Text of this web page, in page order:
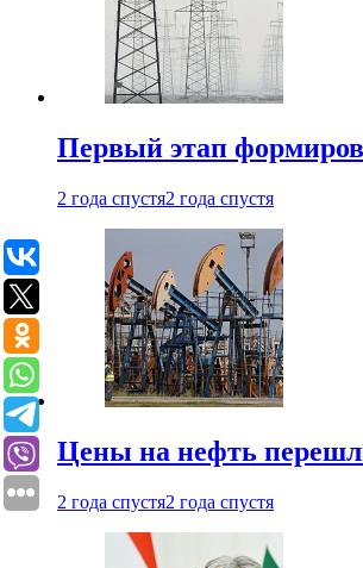
Первый этап
2 года спустя2 года спустя
Цены на нефть
2 года спустя2 года спустя